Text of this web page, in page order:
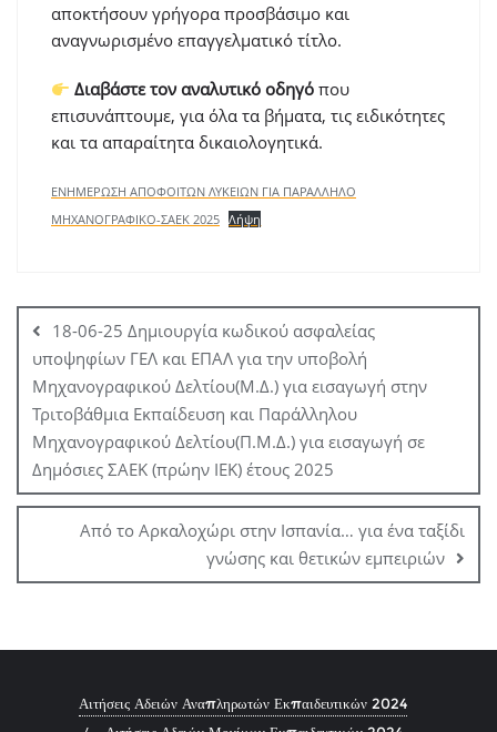
αποκτήσουν γρήγορα προσβάσιμο και
αναγνωρισμένο επαγγελματικό τίτλο.
Διαβάστε τον αναλυτικό οδηγό που
επισυνάπτουμε, για όλα τα βήματα, τις ειδικότητες
και τα απαραίτητα δικαιολογητικά.
ΕΝΗΜΕΡΩΣΗ ΑΠΟΦΟΙΤΩΝ ΛΥΚΕΙΩΝ ΓΙΑ ΠΑΡΑΛΛΗΛΟ
ΜΗΧΑΝΟΓΡΑΦΙΚΟ-ΣΑΕΚ 2025 Λήψη
άρθρων
18-06-25 Δημιουργία κωδικού ασφαλείας
υποψηφίων ΓΕΛ και ΕΠΑΛ για την υποβολή
Μηχανογραφικού Δελτίου(Μ.Δ.) για εισαγωγή στην
Τριτοβάθμια Εκπαίδευση και Παράλληλου
Μηχανογραφικού Δελτίου(Π.Μ.Δ.) για εισαγωγή σε
Δημόσιες ΣΑΕΚ (πρώην ΙΕΚ) έτους 2025
Από το Αρκαλοχώρι στην Ισπανία… για ένα ταξίδι
γνώσης και θετικών εμπειριών
Αιτήσεις Αδειών Αναπληρωτών Εκπαιδευτικών 2024